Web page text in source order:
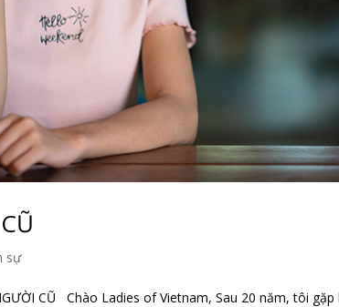
sự
CŨ Chào Ladies of Vietnam, Sau 20 năm, tôi